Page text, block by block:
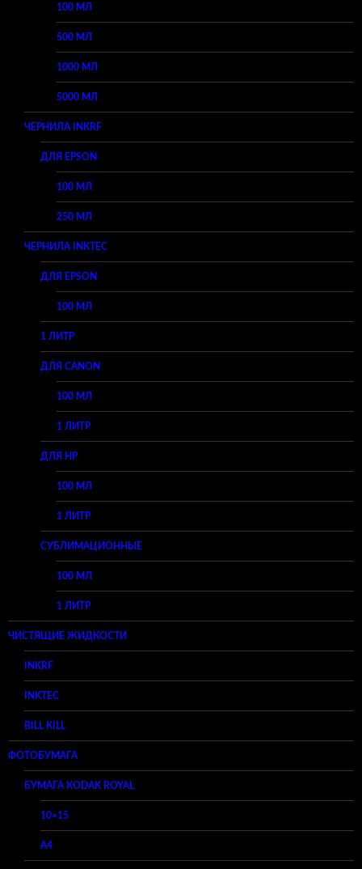
100 МЛ
500 МЛ
1000 МЛ
5000 МЛ
ЧЕРНИЛА INKRF
ДЛЯ EPSON
100 МЛ
250 МЛ
ЧЕРНИЛА INKTEC
ДЛЯ EPSON
100 МЛ
1 ЛИТР
ДЛЯ CANON
100 МЛ
1 ЛИТР
ДЛЯ HP
100 МЛ
1 ЛИТР
СУБЛИМАЦИОННЫЕ
100 МЛ
1 ЛИТР
ЧИСТЯЩИЕ ЖИДКОСТИ
INKRF
INKTEC
BILL KILL
ФОТОБУМАГА
БУМАГА KODAK ROYAL
10×15
A4